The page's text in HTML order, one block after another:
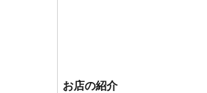
お店の紹介